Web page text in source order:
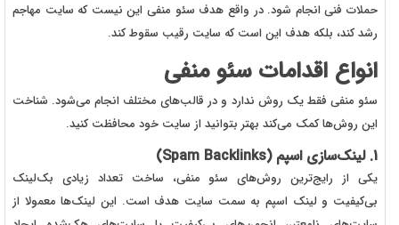
حملات فنی انجام شود. در واقع هدف سئو منفی این نیست که سایت مهاجم
رشد کند، بلکه هدف این است که سایت رقیب سقوط کند.
انواع اقدامات سئو منفی
سئو منفی فقط یک روش ندارد و در قالب‌های مختلف انجام می‌شود. شناخت
این روش‌ها کمک می‌کند بهتر بتوانید از سایت خود محافظت کنید.
1. لینک‌سازی اسپم (Spam Backlinks)
یکی از رایج‌ترین روش‌های سئو منفی، ساخت تعداد زیادی بک‌لینک
بی‌کیفیت و لینک اسپم به سمت سایت هدف است. این لینک‌ها معمولا از